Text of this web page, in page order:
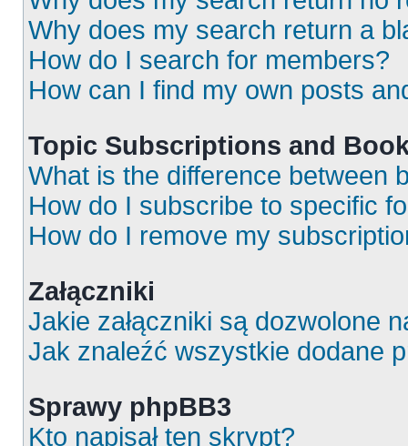
Why does my search return a
How do I search for members?
How can I find my own posts
Topic Subscriptions and
What is the difference between
How do I subscribe to specific
How do I remove my
Załączniki
Jakie załączniki są dozwolone
Jak znaleźć wszystkie dodane
Sprawy phpBB3
Kto napisał ten skrypt?